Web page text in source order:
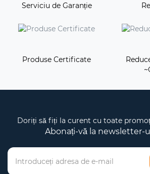
Serviciu de Garanție
Produse Certificate
Doriți să fiți la curent cu toate
Abonați-vă la newsletter-